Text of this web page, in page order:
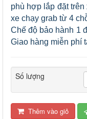
phù hợp lắp đặt trên
xe chạy grab từ 4
Chế độ bảo hành 1
Giao hàng miễn phí
Số lượng
Thêm vào giỏ